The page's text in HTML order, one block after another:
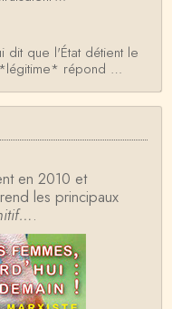
dit que l'État détient le
répond …
; l'ancien professeur
de surcr…
j'ai le souvenir
un autre…
de la violence légiti
états-un…
en 2010 et
les principaux
.